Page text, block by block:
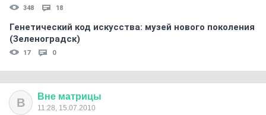
348 18
Генетический код искусства: музей нового поколения
(Зеленоградск)
17 0
В Вне матрицы
11:28, 15.07.2010